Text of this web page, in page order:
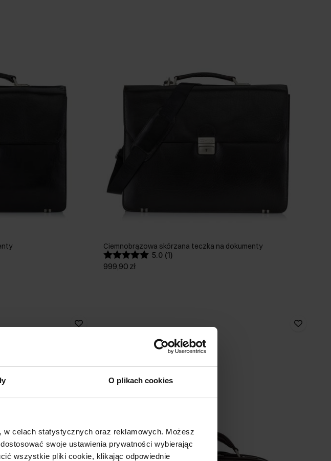
O plikach cookies
w celach statystycznych oraz reklamowych. Możesz
swoje ustawienia prywatności wybierając
wszystkie pliki cookie, klikając odpowiednie
Ciemnobrązowa skórzana teczka na dokumenty
5.0 (1)
999,90 zł